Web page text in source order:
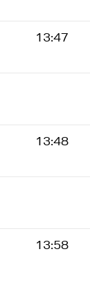
13:47
13:48
13:58